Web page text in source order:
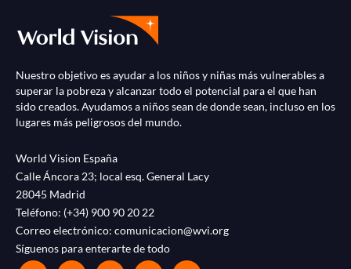
Nuestro objetivo es ayudar a los niños y niñas más vulnerables a
superar la pobreza y alcanzar todo el potencial para el que han
sido creados. Ayudamos a niños sean de donde sean, incluso en los
lugares más peligrosos del mundo.
World Vision España
Calle Áncora 23; local esq. General Lacy
28045 Madrid
Teléfono: (+34) 900 90 20 22
Correo electrónico: comunicacion@wvi.org
Síguenos para enterarte de todo